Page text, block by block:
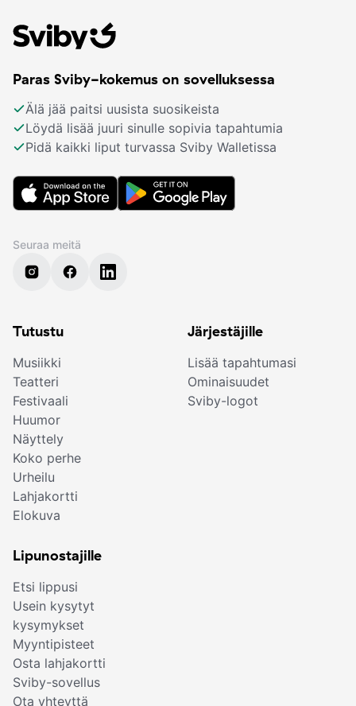
Paras Sviby-kokemus on sovelluksessa
Älä jää paitsi uusista suosikeista
Löydä lisää juuri sinulle sopivia tapahtumia
Pidä kaikki liput turvassa Sviby Walletissa
Seuraa meitä
Tutustu
Musiikki
Teatteri
Festivaali
Huumor
Näyttely
Koko perhe
Urheilu
Lahjakortti
Elokuva
Järjestäjille
Lisää tapahtumasi
Ominaisuudet
Sviby-logot
Lipunostajille
Etsi lippusi
Usein kysytyt
kysymykset
Myyntipisteet
Osta lahjakortti
Sviby-sovellus
Ota yhteyttä